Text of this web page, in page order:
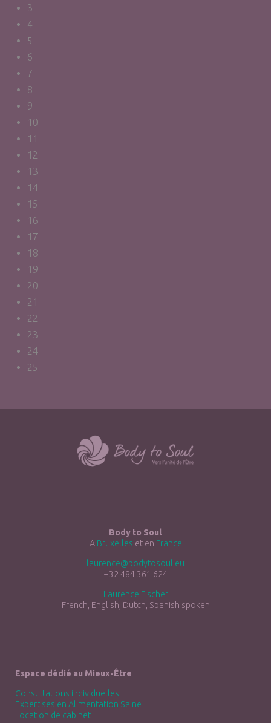
3
4
5
6
7
8
9
10
11
12
13
14
15
16
17
18
19
20
21
22
23
24
25
Body to Soul
A Bruxelles et en France
laurence@bodytosoul.eu
+32 484 361 624
Laurence Fischer
French, English, Dutch, Spanish spoken
Espace dédié au Mieux-Être
Consultations individuelles
Expertises en Alimentation Saine
Location de cabinet